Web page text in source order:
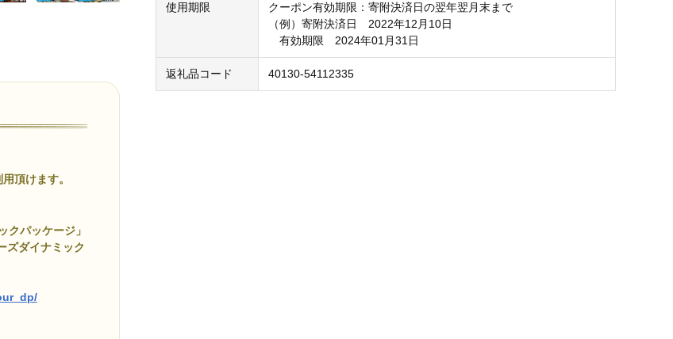
頂けます。
クパッケージ」
ズダイナミック
使用期限
クーポン有効期限：寄附決済日の翌年翌月末まで
（例）寄附決済日 2022年12月10日
有効期限 2024年01月31日
返礼品コード 40130-54112335